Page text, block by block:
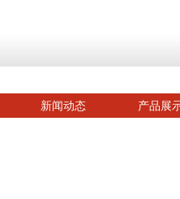
新闻动态 产品展